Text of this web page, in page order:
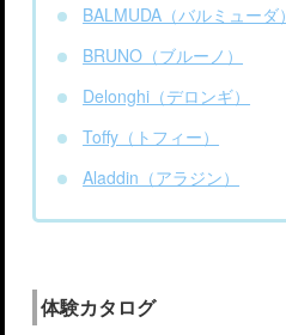
BALMUDA（バルミューダ）
BRUNO（ブルーノ）
Delonghi（デロンギ）
Toffy（トフィー）
Aladdin（アラジン）
体験カタログ